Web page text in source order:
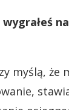
wygrałeś
myślą, że